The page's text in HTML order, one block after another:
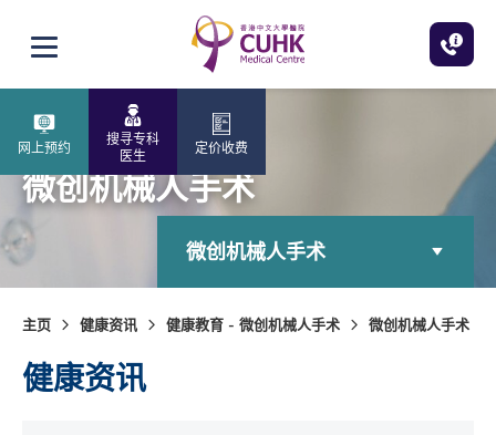
打开选单
网上预约
搜寻专科
医生
定价收费
微创机械人手术
微创机械人手术
主页 健康资讯 健康教育 - 微创机械人手术 微创机械人手术
健康资讯